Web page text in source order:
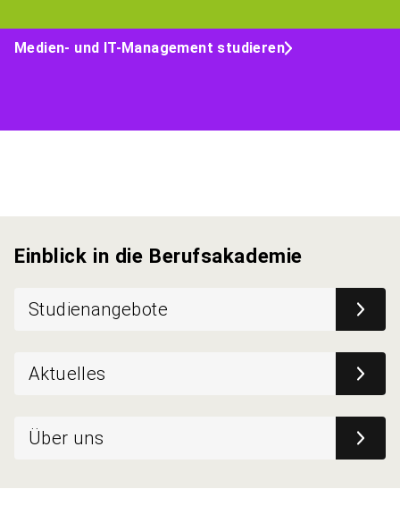
Medien- und IT-Management studieren
Einblick in die Berufsakademie
Studienangebote
Aktuelles
Über uns